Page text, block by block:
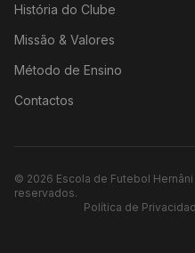
História do Clube
Missão & Valores
Método de Ensino
Contactos
© 2026 Escola de Futebol
reservados.
Política de